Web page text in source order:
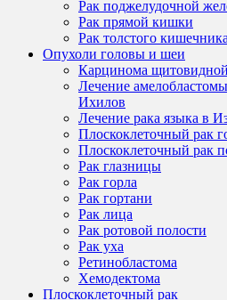
Рак поджелудочной
Рак прямой кишки
Рак толстого кишечника
Опухоли головы и шеи
Карцинома
Лечение
Ихилов
Лечение рака языка в
Плоскоклеточный рак
Плоскоклеточный рак
Рак глазницы
Рак горла
Рак гортани
Рак лица
Рак ротовой полости
Рак уха
Ретинобластома
Хемодектома
Плоскоклеточный рак